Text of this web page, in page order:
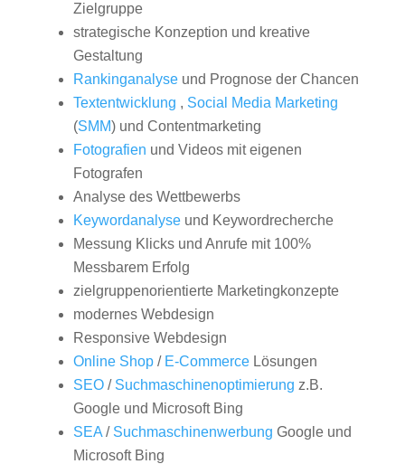
Zielgruppe
strategische Konzeption und kreative
Gestaltung
Rankinganalyseund Prognose der Chancen
Textentwicklung , Social Media Marketing
(SMM) und Contentmarketing
Fotografien und Videos mit eigenen
Fotografen
Analyse des Wettbewerbs
Keywordanalyseund Keywordrecherche
Messung Klicks und Anrufe mit 100%
Messbarem Erfolg
zielgruppenorientierte Marketingkonzepte
modernes Webdesign
Responsive Webdesign
Online Shop/ E-CommerceLösungen
SEO/ Suchmaschinenoptimierung z.B.
Google und Microsoft Bing
SEA/ Suchmaschinenwerbung Google und
Microsoft Bing